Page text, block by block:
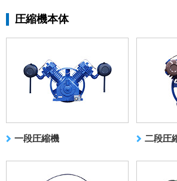
圧縮機本体
一段圧縮機 二段圧